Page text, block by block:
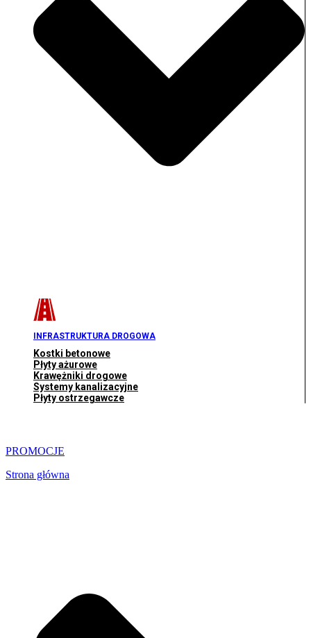
INFRASTRUKTURA DROGOWA
Kostki betonowe
Płyty ażurowe
Krawężniki drogowe
Systemy kanalizacyjne
Płyty ostrzegawcze
PROMOCJE
Strona główna